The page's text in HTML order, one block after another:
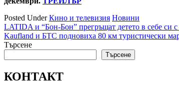
Posted UnderКино и телевизия Новини
Навигация
LATIDA и “Бон-Бон” прегръщат детето в себе си
Kaufland и БТС подновиха 80 км туристически
Търсене
Търсене
КОНТАКТ